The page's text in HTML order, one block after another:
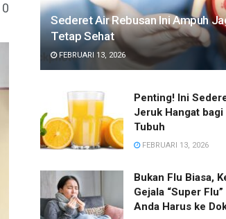
0
Sederet Air Rebusan Ini Ampuh
Tetap Sehat
FEBRUARI 13, 2026
Penting! Ini
Jeruk Hangat bagi
Tubuh
FEBRUARI 13, 2026
Bukan Flu Biasa,
Gejala “Super
Anda Harus ke